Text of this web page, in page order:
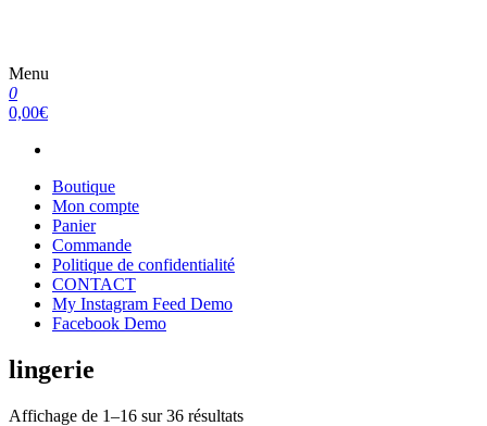
Menu
0
0,00€
Boutique
Mon compte
Panier
Commande
Politique de confidentialité
CONTACT
My Instagram Feed Demo
Facebook Demo
lingerie
Affichage de 1–16 sur 36 résultatsTrié